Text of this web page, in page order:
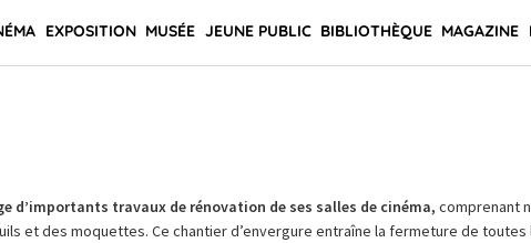
EXPOSITION MUSÉE JEUNE PUBLIC BIBLIOTHÈQUE MAGAZINE
d’importants travaux de rénovation de ses salles de cinéma, comprenant
et des moquettes. Ce chantier d’envergure entraîne la fermeture de